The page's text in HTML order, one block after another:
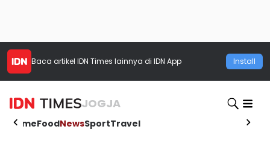
Baca artikel IDN Times lainnya di IDN App Install
JOGJA
HomeFoodNewsSportTravel